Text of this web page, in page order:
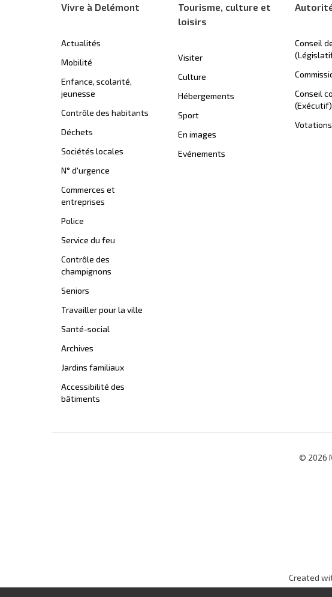
Vivre à Delémont
Actualités
Mobilité
Enfance, scolarité,
jeunesse
Contrôle des habitants
Déchets
Sociétés locales
N° d'urgence
Commerces et
entreprises
Police
Service du feu
Contrôle des
champignons
Seniors
Travailler pour la ville
Santé-social
Archives
Jardins familiaux
Accessibilité des
bâtiments
Tourisme, culture et
loisirs
Visiter
Culture
Hébergements
Sport
En images
Evénements
Conseil
Conseil
(Exécutif)
© 2026
Created